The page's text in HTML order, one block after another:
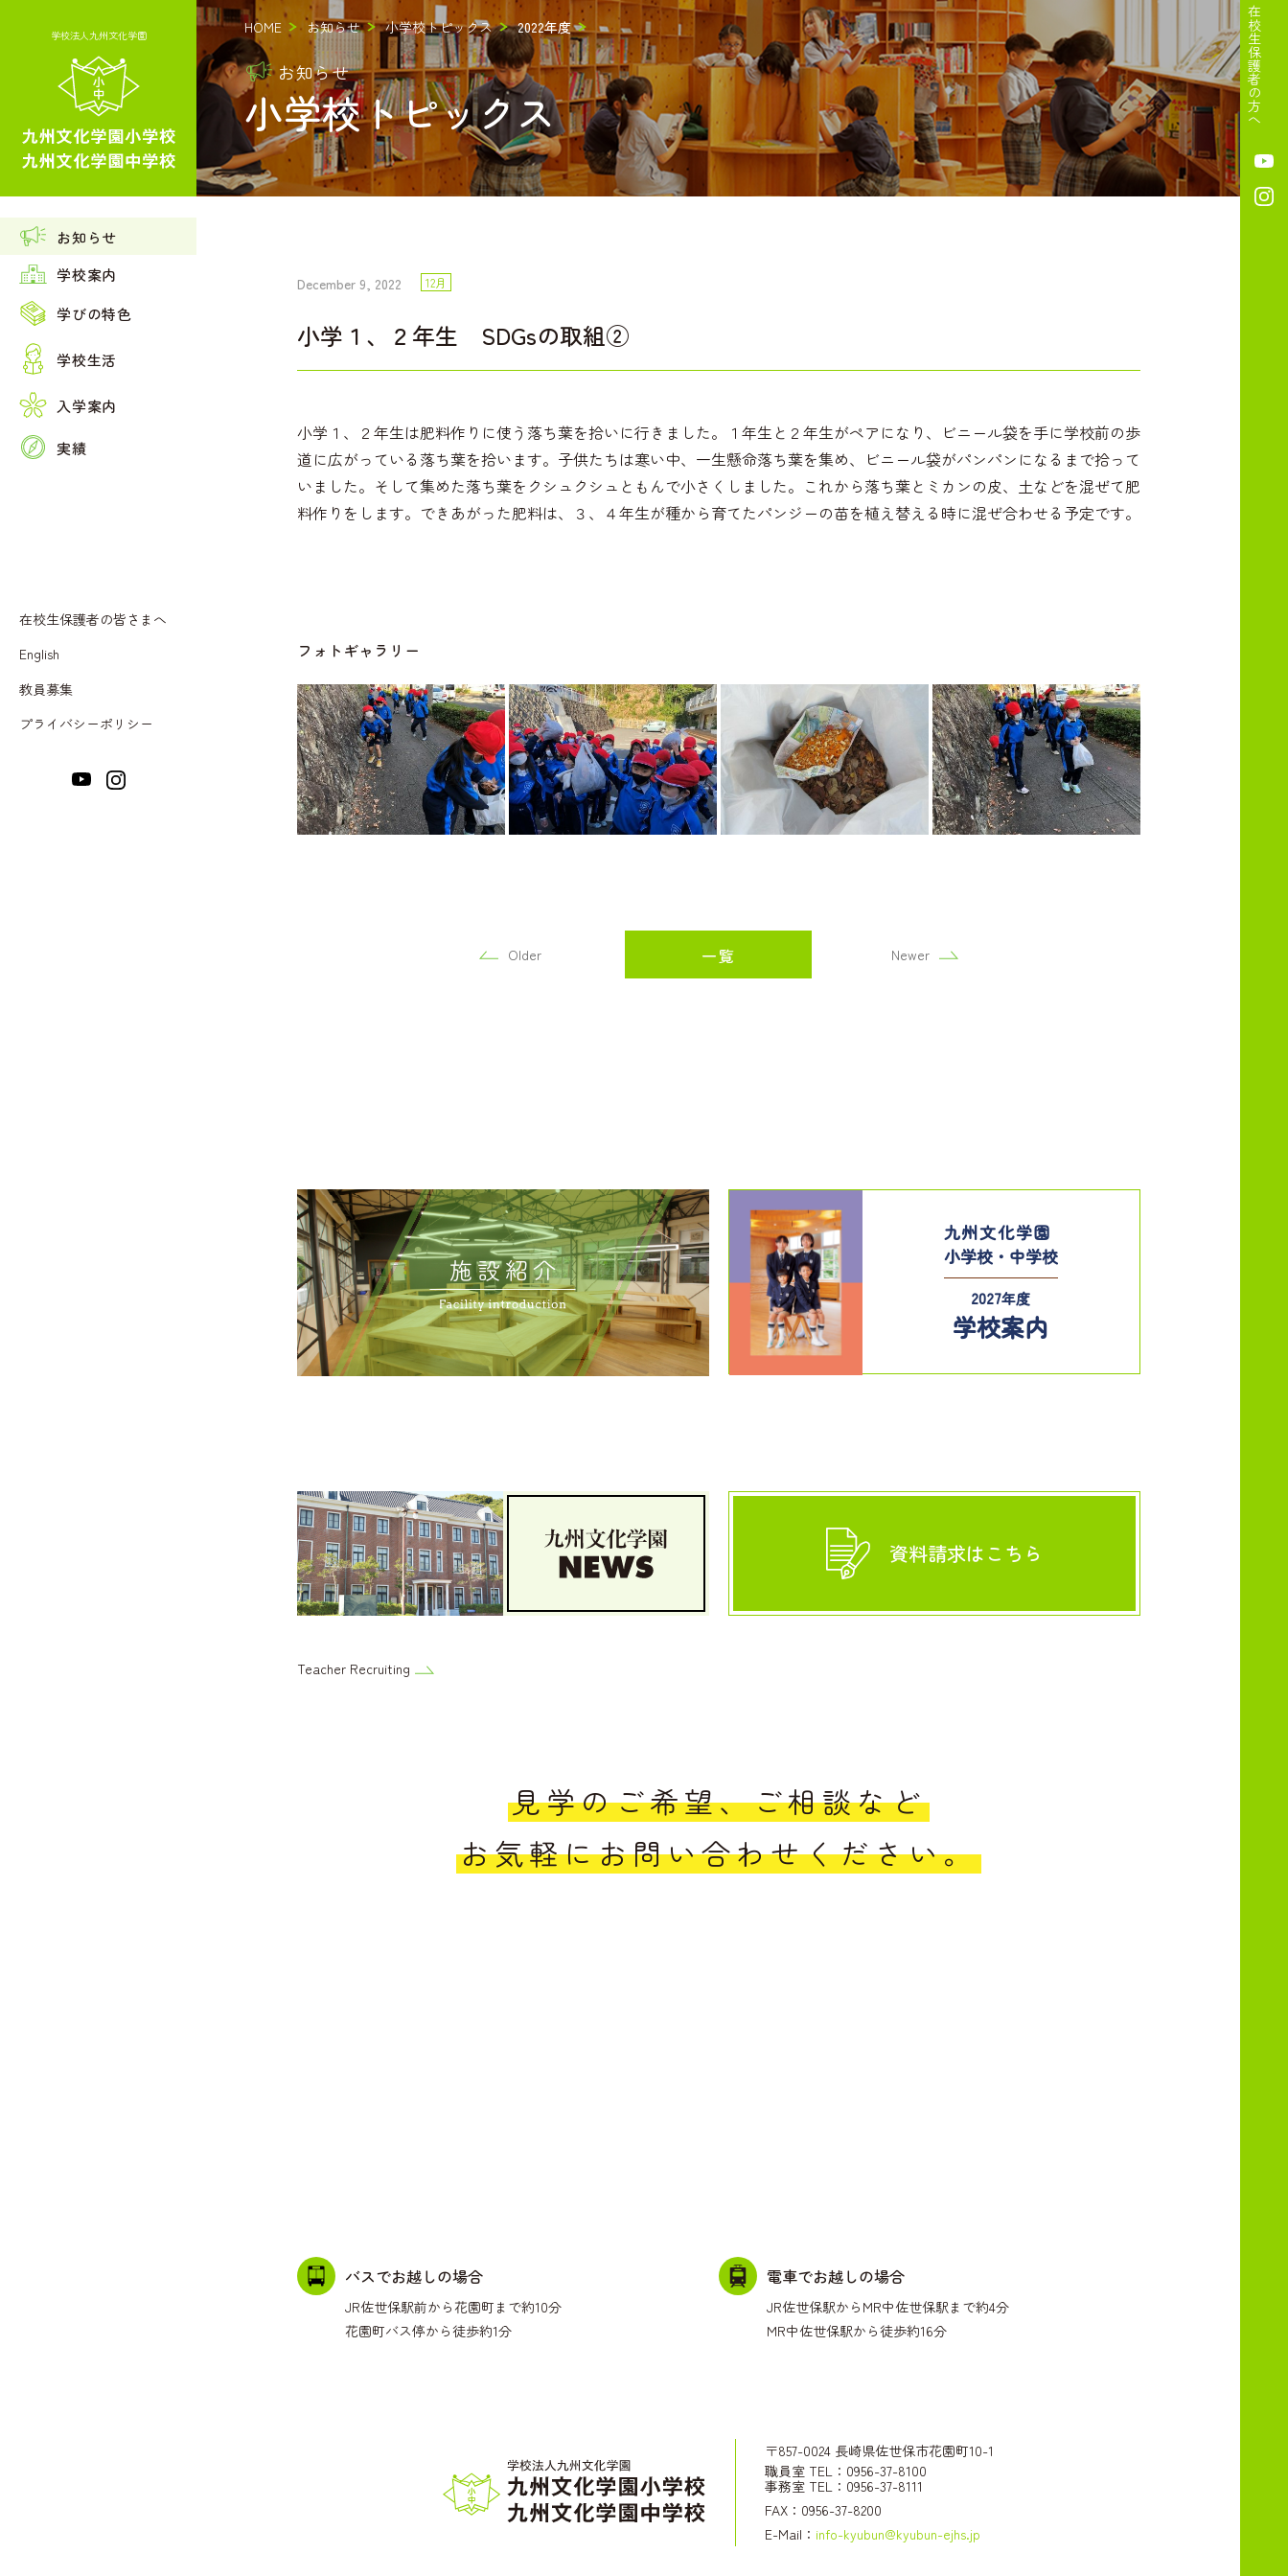
学校法人九州文化学園
お知らせ
ストコンサートで共演！！
学校案内
建学の精神・理念
ごあいさつ
情報公開
校舎・施設紹介
動画で見る九文小中学校
学びの特色
教育の３本の柱
小学校の学び
中学校の学び
小中一貫教育について
学校生活
年間行事予定
制服紹介
小学校の１日
入学案内
募集要項
オープンスクール
引っ越しに伴う入学・編入
動画で見る九文小中学校
入試説明会
クリスマスフェスティバル
実績
在校生保護者の皆さまへ
English
教員募集
プライバシーポリシー
在校生保護者の方へ
HOME お知らせ 小学校トピックス 2022年度
お知らせ
小学校トピックス
December 9, 2022 12月
小学１、２年生 SDGsの取組②
小学１、２年生は肥料作りに使う落ち葉を拾いに行きました。１年生と２年生がペアになり、ビニール袋を手に学校前の歩
道に広がっている落ち葉を拾います。子供たちは寒い中、一生懸命落ち葉を集め、ビニール袋がパンパンになるまで拾って
いました。そして集めた落ち葉をクシュクシュともんで小さくしました。これから落ち葉とミカンの皮、土などを混ぜて肥
料作りをします。できあがった肥料は、３、４年生が種から育てたパンジーの苗を植え替える時に混ぜ合わせる予定です。
フォトギャラリー
Older 一覧 Newer
施設紹介
九州文化学園
小学校・中学校
2027年度
学校案内
資料請求はこちら
Teacher Recruiting
見学のご希望、ご相談など
お気軽にお問い合わせください。
バスでお越しの場合
JR佐世保駅前から花園町まで約10分
花園町バス停から徒歩約1分
電車でお越しの場合
JR佐世保駅からMR中佐世保駅まで約4分
MR中佐世保駅から徒歩約16分
〒857-0024 長崎県佐世保市花園町10-1
職員室 TEL：0956-37-8100
事務室 TEL：0956-37-8111
FAX：0956-37-8200
E-Mail： info-kyubun@kyubun-ejhs.jp